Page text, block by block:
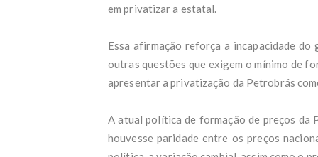
Lula
g1
PT
em privatizar a estatal.
Essa afirmação reforça a incapacidade
outras questões que exigem o mínimo de
apresentar a privatização da Petrobrás
A atual política de formação de preços da
houvesse paridade entre os preços